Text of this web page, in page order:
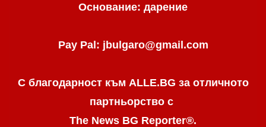
Основание: дарение
Pay Pal: jbulgaro@gmail.com
С благодарност към ALLE.BG за отличното
партньорство с
The News BG Reporter®.